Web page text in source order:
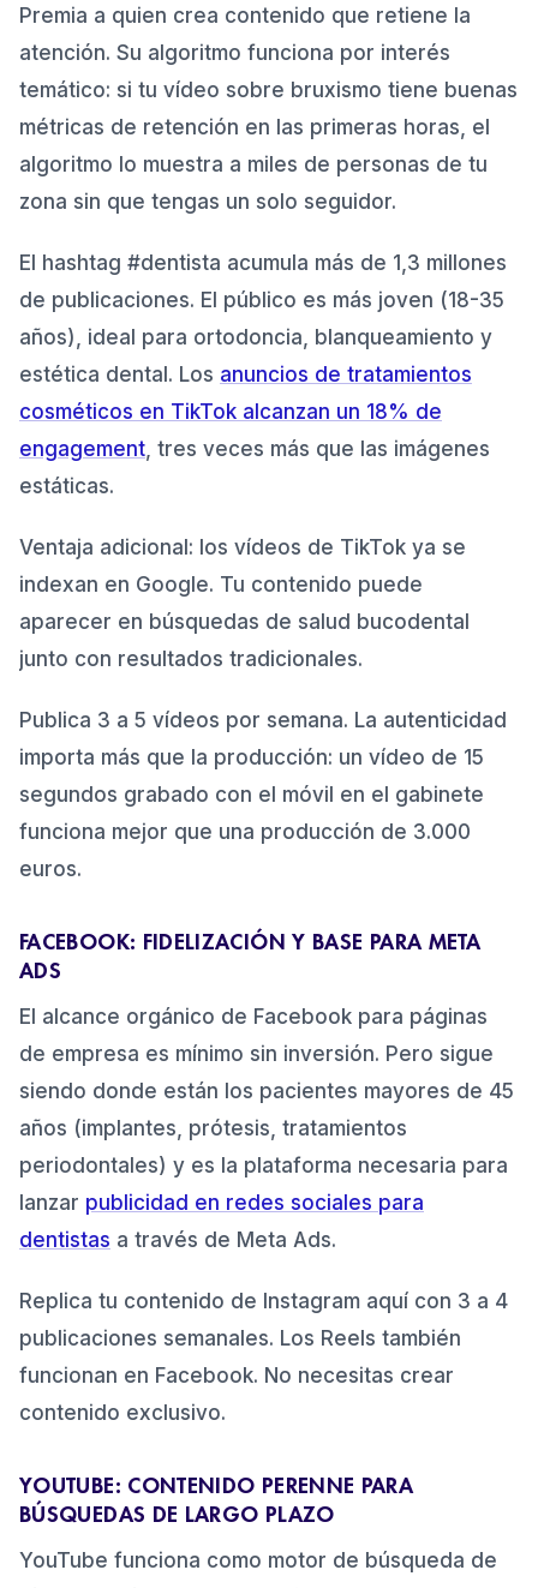
Premia a quien crea contenido que retiene la
atención. Su algoritmo funciona por interés
temático: si tu vídeo sobre bruxismo tiene buenas
métricas de retención en las primeras horas, el
algoritmo lo muestra a miles de personas de tu
zona sin que tengas un solo seguidor.
El hashtag #dentista acumula más de 1,3 millones
de publicaciones. El público es más joven (18-35
años), ideal para ortodoncia, blanqueamiento y
estética dental. Los anuncios de tratamientos
cosméticos en TikTok alcanzan un 18% de
engagement, tres veces más que las imágenes
estáticas.
Ventaja adicional: los vídeos de TikTok ya se
indexan en Google. Tu contenido puede
aparecer en búsquedas de salud bucodental
junto con resultados tradicionales.
Publica 3 a 5 vídeos por semana. La autenticidad
importa más que la producción: un vídeo de 15
segundos grabado con el móvil en el gabinete
funciona mejor que una producción de 3.000
euros.
FACEBOOK: FIDELIZACIÓN Y BASE PARA META
ADS
El alcance orgánico de Facebook para páginas
de empresa es mínimo sin inversión. Pero sigue
siendo donde están los pacientes mayores de 45
años (implantes, prótesis, tratamientos
periodontales) y es la plataforma necesaria para
lanzar publicidad en redes sociales para
dentistas a través de Meta Ads.
Replica tu contenido de Instagram aquí con 3 a 4
publicaciones semanales. Los Reels también
funcionan en Facebook. No necesitas crear
contenido exclusivo.
YOUTUBE: CONTENIDO PERENNE PARA
BÚSQUEDAS DE LARGO PLAZO
YouTube funciona como motor de búsqueda de